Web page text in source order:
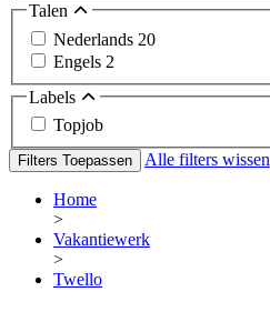
Talen
Nederlands 20
Engels 2
Labels
Topjob
Filters Toepassen Alle filters wissen
Home
>
Vakantiewerk
>
Twello